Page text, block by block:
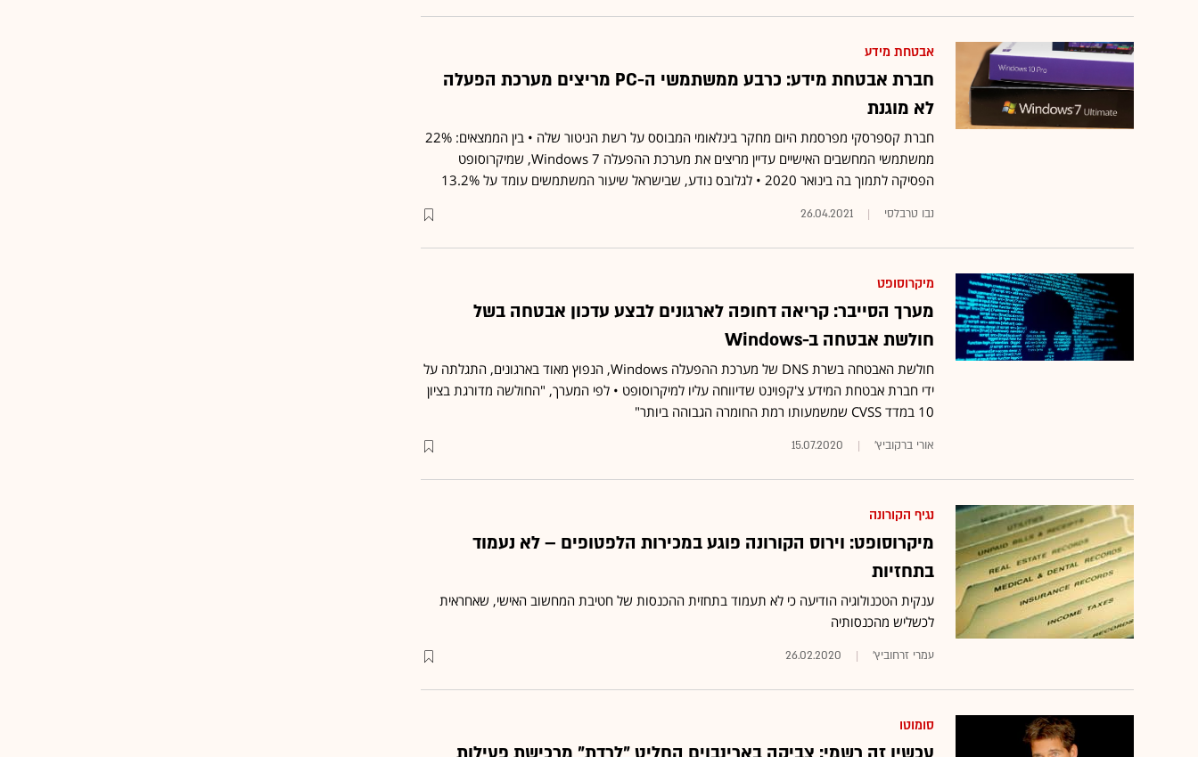
אבטחת מידע
חברת אבטחת מידע: כרבע ממשתמשי ה-PC מריצים מערכת הפעלה
לא מוגנת
חברת קספרסקי מפרסמת היום מחקר בינלאומי המבוסס על רשת הניטור שלה • בין הממצאים: 22%
ממשתמשי המחשבים האישיים עדיין מריצים את מערכת ההפעלה Windows 7, שמיקרוסופט
הפסיקה לתמוך בה בינואר 2020 • לגלובס נודע, שבישראל שיעור המשתמשים עומד על 13.2%
נבו טרבלסי 26.04.2021
מיקרוסופט
מערך הסייבר: קריאה דחופה לארגונים לבצע עדכון אבטחה בשל
חולשת אבטחה ב-Windows
חולשת האבטחה בשרת DNS של מערכת ההפעלה Windows, הנפוץ מאוד בארגונים, התגלתה על
ידי חברת אבטחת המידע צ'קפוינט שדיווחה עליו למיקרוסופט • לפי המערך, "החולשה מדורגת בציון
10 במדד CVSS שמשמעותו רמת החומרה הגבוהה ביותר"
אורי ברקוביץ' 15.07.2020
נגיף הקורונה
מיקרוסופט: וירוס הקורונה פוגע במכירות הלפטופים – לא נעמוד
בתחזיות
ענקית הטכנולוגיה הודיעה כי לא תעמוד בתחזית ההכנסות של חטיבת המחשוב האישי, שאחראית
לכשליש מהכנסותיה
עמרי זרחוביץ' 26.02.2020
סומוטו